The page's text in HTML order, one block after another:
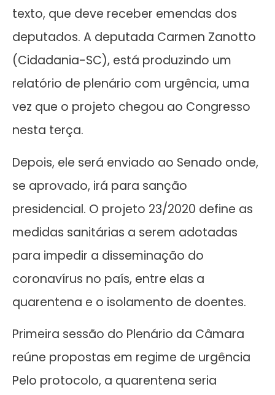
texto, que deve receber emendas dos
deputados. A deputada Carmen Zanotto
(Cidadania-SC), está produzindo um
relatório de plenário com urgência, uma
vez que o projeto chegou ao Congresso
nesta terça.
Depois, ele será enviado ao Senado onde,
se aprovado, irá para sanção
presidencial. O projeto 23/2020 define as
medidas sanitárias a serem adotadas
para impedir a disseminação do
coronavírus no país, entre elas a
quarentena e o isolamento de doentes.
Primeira sessão do Plenário da Câmara
reúne propostas em regime de urgência
Pelo protocolo, a quarentena seria